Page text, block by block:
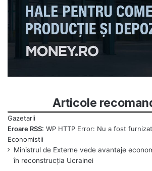
Articole
Eroare RSS: WP HTTP Error: Nu a fost
Ministrul de Externe vede avantaje
în reconstrucția Ucrainei